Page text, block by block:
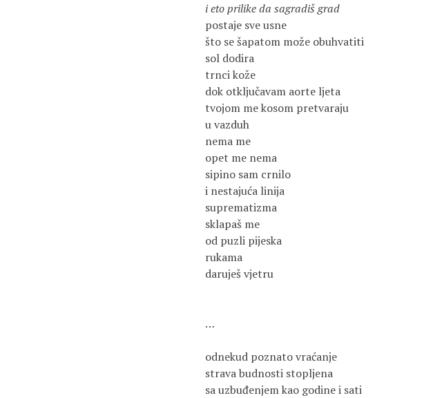
i eto prilike da sagradiš grad
postaje sve usne
što se šapatom može obuhvatiti
sol dodira
trnci kože
dok otključavam aorte ljeta
tvojom me kosom pretvaraju
u vazduh
nema me
opet me nema
sipino sam crnilo
i nestajuća linija
suprematizma
sklapaš me
od puzli pijeska
rukama
daruješ vjetru
…
odnekud poznato vraćanje
strava budnosti stopljena
sa uzbuđenjem kao godine i sati